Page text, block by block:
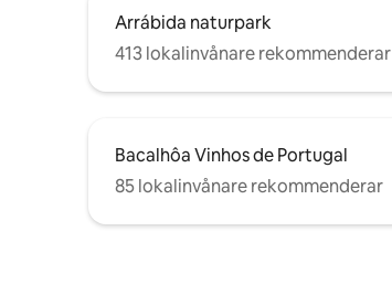
Arrábida naturpark
413 lokalinvånare rekommenderar
Bacalhôa Vinhos de Portugal
85 lokalinvånare rekommenderar